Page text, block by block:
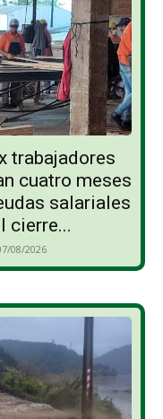
trabajadores
cuatro meses
salariales
cierre...
08/2026